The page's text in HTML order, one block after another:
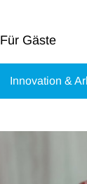
Für Gäste
Innovation &